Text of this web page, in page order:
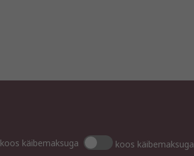
koos käibemaksuga koos käibemaksuga